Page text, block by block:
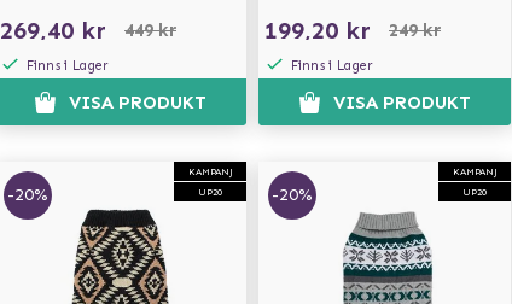
269,40 kr 449 kr
Finns i Lager
VISA PRODUKT
199,20 kr 249 kr
Finns i Lager
VISA PRODUKT
KAMPANJ
UP20
-20%
KAMPANJ
UP20
-20%